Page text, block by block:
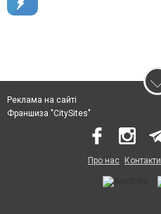
Реклама на сайті
Франшиза "CitySites"
Про нас Контакти